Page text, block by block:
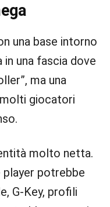
una base intorno
in una fascia dove
ma una
giocatori
molto netta.
potrebbe
G-Key, profili